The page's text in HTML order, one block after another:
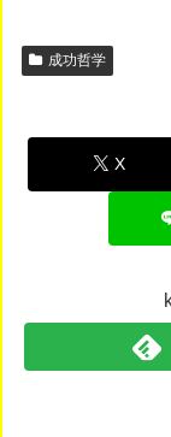
成功哲学
X